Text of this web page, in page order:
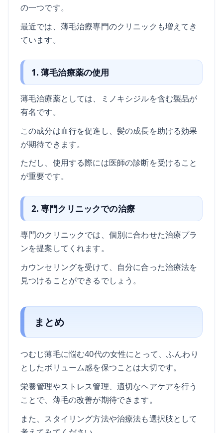
の一つです。
最近では、薄毛治療専門のクリニックも増えてき
ています。
1. 薄毛治療薬の使用
薄毛治療薬としては、ミノキシジルを含む製品が
有名です。
この成分は血行を促進し、髪の成長を助ける効果
が期待できます。
ただし、使用する際には医師の診断を受けること
が重要です。
2. 専門クリニックでの治療
専門のクリニックでは、個別に合わせた治療プラ
ンを提案してくれます。
カウンセリングを受けて、自分に合った治療法を
見つけることができるでしょう。
まとめ
つむじ薄毛に悩む40代の女性にとって、ふんわり
としたボリューム感を保つことは大切です。
栄養管理やストレス管理、適切なヘアケアを行う
ことで、薄毛の改善が期待できます。
また、スタイリング方法や治療法も選択肢として